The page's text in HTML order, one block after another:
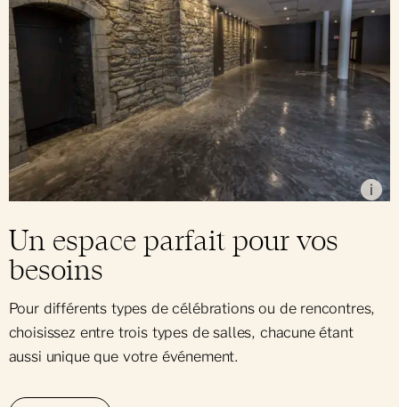
Un espace parfait pour vos
besoins
Pour différents types de célébrations ou de rencontres,
choisissez entre trois types de salles, chacune étant
aussi unique que votre événement.
i
Hugues Bouchard